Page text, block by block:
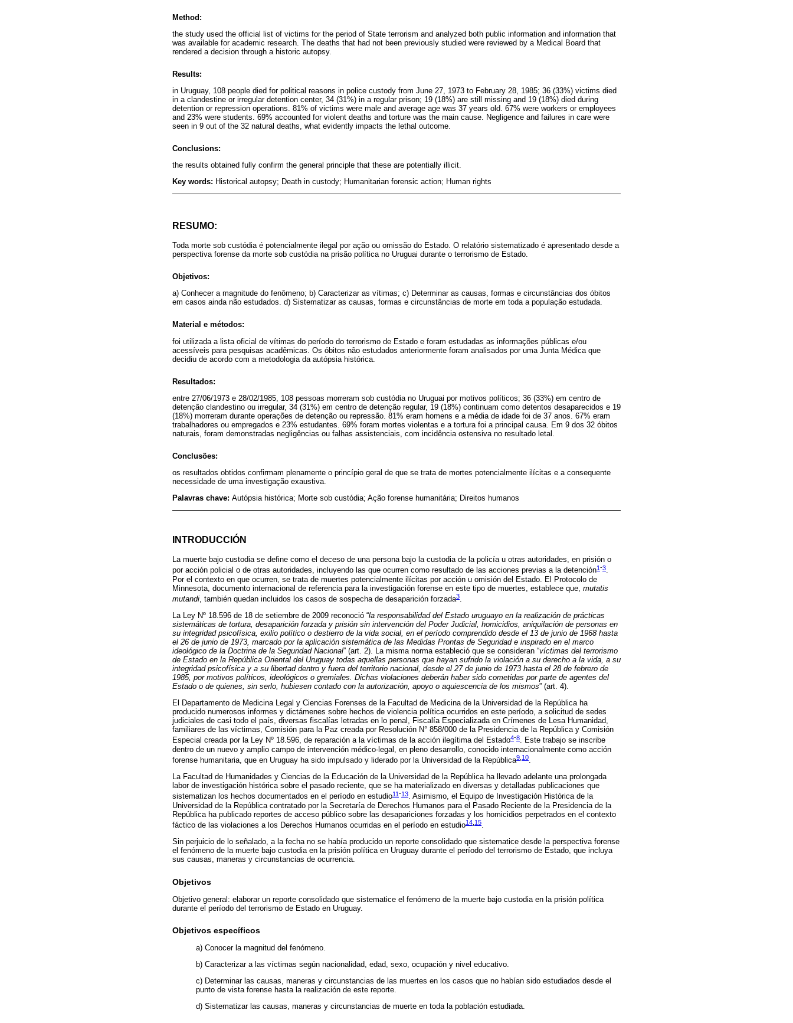
Method:
the study used the official list of victims for the period of State terrorism and analyzed both public information and information that
was available for academic research. The deaths that had not been previously studied were reviewed by a Medical Board that
rendered a decision through a historic autopsy.
Results:
in Uruguay, 108 people died for political reasons in police custody from June 27, 1973 to February 28, 1985; 36 (33%) victims died
in a clandestine or irregular detention center, 34 (31%) in a regular prison; 19 (18%) are still missing and 19 (18%) died during
detention or repression operations. 81% of victims were male and average age was 37 years old. 67% were workers or employees
and 23% were students. 69% accounted for violent deaths and torture was the main cause. Negligence and failures in care were
seen in 9 out of the 32 natural deaths, what evidently impacts the lethal outcome.
Conclusions:
the results obtained fully confirm the general principle that these are potentially illicit.
Key words: Historical autopsy; Death in custody; Humanitarian forensic action; Human rights
RESUMO:
Toda morte sob custódia é potencialmente ilegal por ação ou omissão do Estado. O relatório sistematizado é apresentado desde a
perspectiva forense da morte sob custódia na prisão política no Uruguai durante o terrorismo de Estado.
Objetivos:
a) Conhecer a magnitude do fenômeno; b) Caracterizar as vítimas; c) Determinar as causas, formas e circunstâncias dos óbitos
em casos ainda não estudados. d) Sistematizar as causas, formas e circunstâncias de morte em toda a população estudada.
Material e métodos:
foi utilizada a lista oficial de vítimas do período do terrorismo de Estado e foram estudadas as informações públicas e/ou
acessíveis para pesquisas acadêmicas. Os óbitos não estudados anteriormente foram analisados por uma Junta Médica que
decidiu de acordo com a metodologia da autópsia histórica.
Resultados:
entre 27/06/1973 e 28/02/1985, 108 pessoas morreram sob custódia no Uruguai por motivos políticos; 36 (33%) em centro de
detenção clandestino ou irregular, 34 (31%) em centro de detenção regular, 19 (18%) continuam como detentos desaparecidos e 19
(18%) morreram durante operações de detenção ou repressão. 81% eram homens e a média de idade foi de 37 anos. 67% eram
trabalhadores ou empregados e 23% estudantes. 69% foram mortes violentas e a tortura foi a principal causa. Em 9 dos 32 óbitos
naturais, foram demonstradas negligências ou falhas assistenciais, com incidência ostensiva no resultado letal.
Conclusões:
os resultados obtidos confirmam plenamente o princípio geral de que se trata de mortes potencialmente ilícitas e a consequente
necessidade de uma investigação exaustiva.
Palavras chave: Autópsia histórica; Morte sob custódia; Ação forense humanitária; Direitos humanos
INTRODUCCIÓN
La muerte bajo custodia se define como el deceso de una persona bajo la custodia de la policía u otras autoridades, en prisión o
por acción policial o de otras autoridades, incluyendo las que ocurren como resultado de las acciones previas a la detención1-3.
Por el contexto en que ocurren, se trata de muertes potencialmente ilícitas por acción u omisión del Estado. El Protocolo de
Minnesota, documento internacional de referencia para la investigación forense en este tipo de muertes, establece que, mutatis
mutandi, también quedan incluidos los casos de sospecha de desaparición forzada3.
La Ley Nº 18.596 de 18 de setiembre de 2009 reconoció “la responsabilidad del Estado uruguayo en la realización de prácticas
sistemáticas de tortura, desaparición forzada y prisión sin intervención del Poder Judicial, homicidios, aniquilación de personas en
su integridad psicofísica, exilio político o destierro de la vida social, en el período comprendido desde el 13 de junio de 1968 hasta
el 26 de junio de 1973, marcado por la aplicación sistemática de las Medidas Prontas de Seguridad e inspirado en el marco
ideológico de la Doctrina de la Seguridad Nacional” (art. 2). La misma norma estableció que se consideran “víctimas del terrorismo
de Estado en la República Oriental del Uruguay todas aquellas personas que hayan sufrido la violación a su derecho a la vida, a su
integridad psicofísica y a su libertad dentro y fuera del territorio nacional, desde el 27 de junio de 1973 hasta el 28 de febrero de
1985, por motivos políticos, ideológicos o gremiales. Dichas violaciones deberán haber sido cometidas por parte de agentes del
Estado o de quienes, sin serlo, hubiesen contado con la autorización, apoyo o aquiescencia de los mismos” (art. 4).
El Departamento de Medicina Legal y Ciencias Forenses de la Facultad de Medicina de la Universidad de la República ha
producido numerosos informes y dictámenes sobre hechos de violencia política ocurridos en este período, a solicitud de sedes
judiciales de casi todo el país, diversas fiscalías letradas en lo penal, Fiscalía Especializada en Crímenes de Lesa Humanidad,
familiares de las víctimas, Comisión para la Paz creada por Resolución N° 858/000 de la Presidencia de la República y Comisión
Especial creada por la Ley Nº 18.596, de reparación a la víctimas de la acción ilegítima del Estado4-8. Este trabajo se inscribe
dentro de un nuevo y amplio campo de intervención médico-legal, en pleno desarrollo, conocido internacionalmente como acción
forense humanitaria, que en Uruguay ha sido impulsado y liderado por la Universidad de la República9 10.
La Facultad de Humanidades y Ciencias de la Educación de la Universidad de la República ha llevado adelante una prolongada
labor de investigación histórica sobre el pasado reciente, que se ha materializado en diversas y detalladas publicaciones que
sistematizan los hechos documentados en el período en estudio11-13. Asimismo, el Equipo de Investigación Histórica de la
Universidad de la República contratado por la Secretaría de Derechos Humanos para el Pasado Reciente de la Presidencia de la
República ha publicado reportes de acceso público sobre las desapariciones forzadas y los homicidios perpetrados en el contexto
fáctico de las violaciones a los Derechos Humanos ocurridas en el período en estudio14 15.
Sin perjuicio de lo señalado, a la fecha no se había producido un reporte consolidado que sistematice desde la perspectiva forense
el fenómeno de la muerte bajo custodia en la prisión política en Uruguay durante el período del terrorismo de Estado, que incluya
sus causas, maneras y circunstancias de ocurrencia.
Objetivos
Objetivo general: elaborar un reporte consolidado que sistematice el fenómeno de la muerte bajo custodia en la prisión política
durante el período del terrorismo de Estado en Uruguay.
Objetivos específicos
a) Conocer la magnitud del fenómeno.
b) Caracterizar a las víctimas según nacionalidad, edad, sexo, ocupación y nivel educativo.
c) Determinar las causas, maneras y circunstancias de las muertes en los casos que no habían sido estudiados desde el
punto de vista forense hasta la realización de este reporte.
d) Sistematizar las causas, maneras y circunstancias de muerte en toda la población estudiada.